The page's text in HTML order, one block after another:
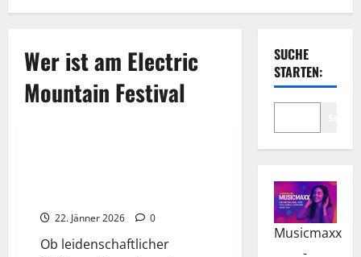
Wer ist am Electric
Mountain Festival
22. Jänner 2026 0
Ob leidenschaftlicher
SUCHE
STARTEN:
Musicmaxx
-